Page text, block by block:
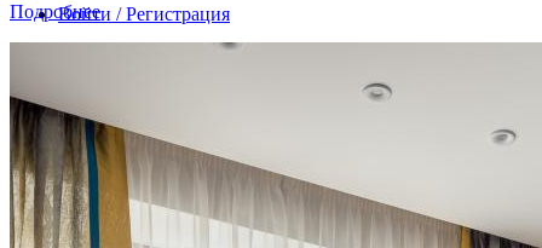
Войти / Регистрация
Поиск
Подробнее